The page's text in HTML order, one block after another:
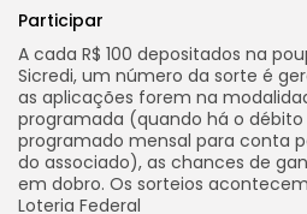
Participar
A cada R$ 100 depositados na
Sicredi, um número da sorte é
as aplicações forem na
programada (quando há o débito
programado mensal para conta
do associado), as chances de
em dobro. Os sorteios
Loteria Federal